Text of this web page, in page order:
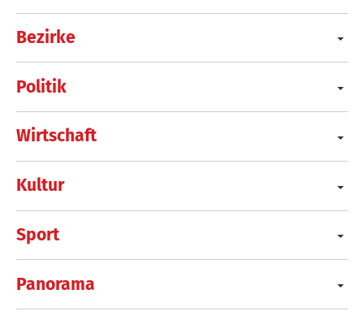
Bezirke
Politik
Wirtschaft
Kultur
Sport
Panorama